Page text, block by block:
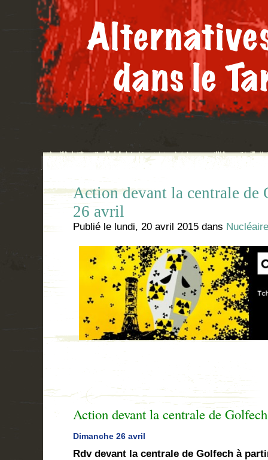
Action devant la centrale de
26 avril
Publié le lundi, 20 avril 2015 dans Nucléaire
Action devant la centrale de Golfech
Dimanche 26 avril
Rdv devant la centrale de Golfech à